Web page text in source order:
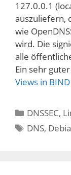
127.0.0.1
auszuliefern,
wie
wird. Die
alle
Ein sehr
Views in
Kategorien
DNSSEC,
DNS,